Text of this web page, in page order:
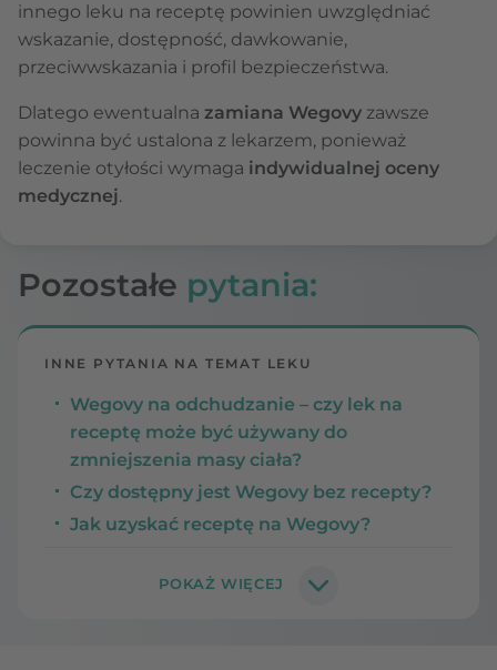
innego leku na receptę powinien uwzględniać
wskazanie, dostępność, dawkowanie,
przeciwwskazania i profil bezpieczeństwa.
Dlatego ewentualna zamiana Wegovy zawsze
powinna być ustalona z lekarzem, ponieważ
leczenie otyłości wymaga indywidualnej oceny
medycznej.
Pozostałe pytania:
INNE PYTANIA NA TEMAT LEKU
Wegovy na odchudzanie – czy lek na
receptę może być używany do
zmniejszenia masy ciała?
Czy dostępny jest Wegovy bez recepty?
Jak uzyskać receptę na Wegovy?